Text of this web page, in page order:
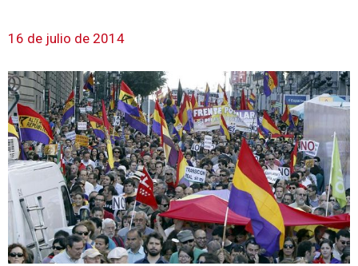
16 de julio de 2014